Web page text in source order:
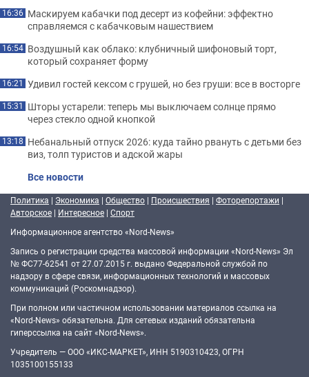
16:36 Маскируем кабачки под десерт из кофейни: эффектно
справляемся с кабачковым нашествием
16:54 Воздушный как облако: клубничный шифоновый торт,
который сохраняет форму
16:21 Удивил гостей кексом с грушей, но без груши: все в восторге
15:31 Шторы устарели: теперь мы выключаем солнце прямо
через стекло одной кнопкой
13:18 Небанальный отпуск 2026: куда тайно рвануть с детьми без
виз, толп туристов и адской жары
Все новости
Политика | Экономика | Общество | Происшествия | Фоторепортажи |
Авторское | Интересное | Спорт
Информационное агентство «Nord-News»
Запись о регистрации средства массовой информации «Nord-News» Эл
№ ФС77-62541 от 27.07.2015 г. выдано Федеральной службой по
надзору в сфере связи, информационных технологий и массовых
коммуникаций (Роскомнадзор).
При полном или частичном использовании материалов ссылка на
«Nord-News» обязательна. Для сетевых изданий обязательна
гиперссылка на сайт «Nord-News».
Учредитель — ООО «ИКС-МАРКЕТ», ИНН 5190310423, ОГРН
1035100155133